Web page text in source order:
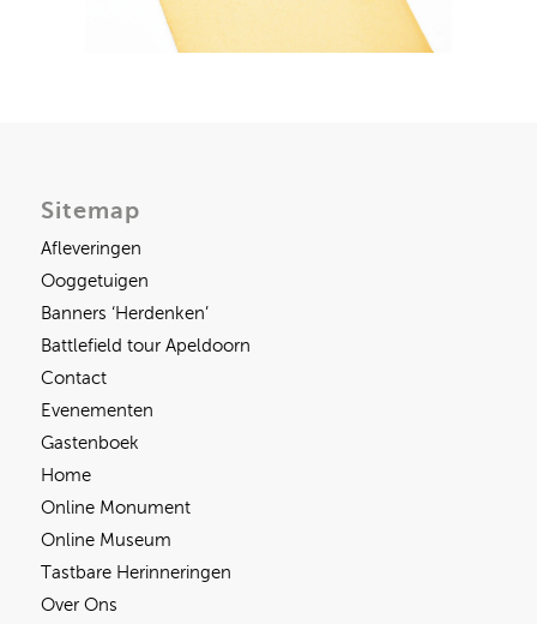
Sitemap
Afleveringen
Ooggetuigen
Banners ‘Herdenken’
Battlefield tour Apeldoorn
Contact
Evenementen
Gastenboek
Home
Online Monument
Online Museum
Tastbare Herinneringen
Over Ons